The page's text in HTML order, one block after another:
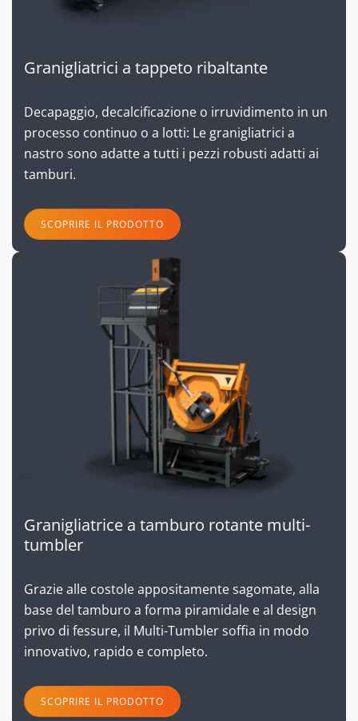
Granigliatrici a tappeto ribaltante
Decapaggio, decalcificazione o irruvidimento in un
processo continuo o a lotti: Le granigliatrici a
nastro sono adatte a tutti i pezzi robusti adatti ai
tamburi.
SCOPRIRE IL PRODOTTO
Granigliatrice a tamburo rotante multi-
tumbler
Grazie alle costole appositamente sagomate, alla
base del tamburo a forma piramidale e al design
privo di fessure, il Multi-Tumbler soffia in modo
innovativo, rapido e completo.
SCOPRIRE IL PRODOTTO